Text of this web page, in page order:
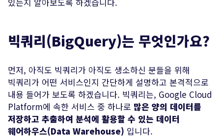
빅쿼리(BigQuery)는 무엇인가요?
먼저, 아직도 빅쿼리가 아직도 생소하신 분들을 위해
빅쿼리가 어떤 서비스인지 간단하게 설명하고 본격적으로
내용 들어가 보도록 하겠습니다. 빅쿼리는, Google Cloud
Platform에 속한 서비스 중 하나로 많은 양의 데이터를
저장하고 추출하여 분석에 활용할 수 있는 데이터
웨어하우스(Data Warehouse) 입니다.